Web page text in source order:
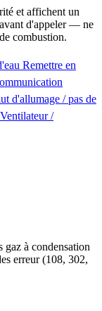
et affichent un
d'appeler — ne
combustion.
Remettre en
d'allumage / pas de
Ventilateur /
gaz à condensation
erreur (108, 302,